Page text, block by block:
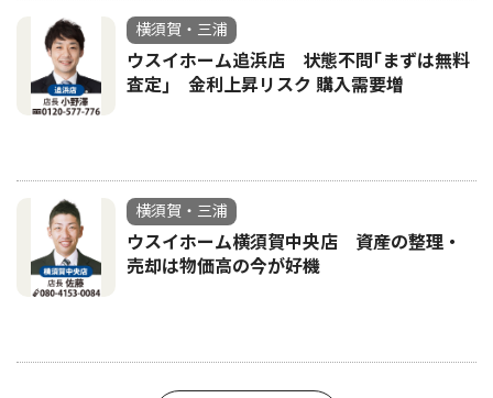
横須賀・三浦
ウスイホーム追浜店 状態不問｢まずは無料
査定｣ 金利上昇リスク 購入需要増
横須賀・三浦
ウスイホーム横須賀中央店 資産の整理・
売却は物価高の今が好機